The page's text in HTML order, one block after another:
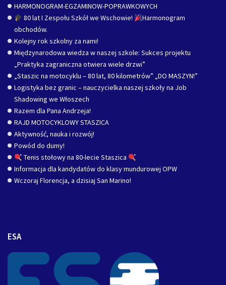
HARMONOGRAM-EGZAMINOW-POPRAWKOWYCH
80 lat I Zespołu Szkół we Wschowie!
Harmonogram
obchodów.
Kolejny rok szkolny za nami!
Międzynarodowa wiedza w naszej szkole: Sukces projektu
„Praktyka zagraniczna otwiera wiele drzwi”
„Staszic na motocyklu – 80 lat, 80 kilometrów” „DO MASZYN!”
Logistyka bez granic – nauczycielka naszej szkoły na Job
Shadowing we Włoszech
Razem dla Pana Andrzeja!
RAJD MOTOCYKLOWY STASZICA
Aktywność, nauka i rozwój!
Powód do dumy!
Tenis stołowy na 80-lecie Staszica
Informacja dla kandydatów do klasy mundurowej OPW
Wczoraj Florencja, a dzisiaj San Marino!
ESA